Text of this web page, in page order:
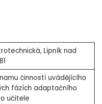
Lipník nad
činností uvádějícího
fázích adaptačního
učitele